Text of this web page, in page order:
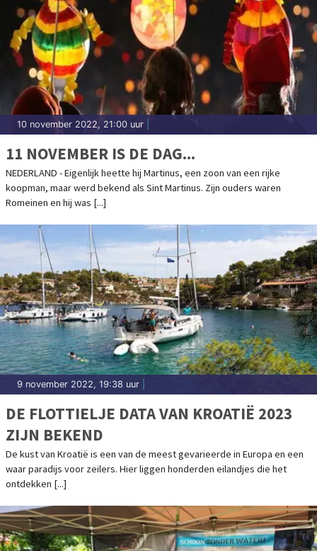
10 november 2022, 21:00 uur
11 NOVEMBER IS DE DAG...
NEDERLAND - Eigenlijk heette hij Martinus, een zoon van een rijke
koopman, maar werd bekend als Sint Martinus. Zijn ouders waren
Romeinen en hij was [...]
9 november 2022, 19:38 uur
DE FLOTTIELJE DATA VAN KROATIË 2023
ZIJN BEKEND
De kust van Kroatië is een van de meest gevarieerde in Europa en een
waar paradijs voor zeilers. Hier liggen honderden eilandjes die het
ontdekken [...]